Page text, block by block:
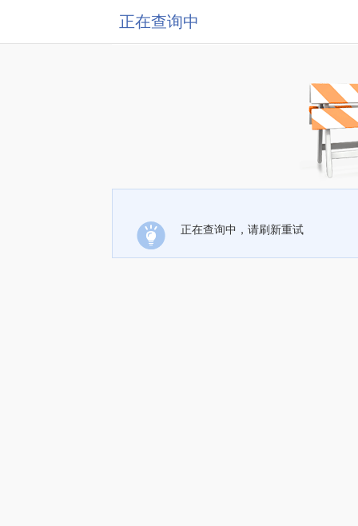
正在查询中
正在查询中，请刷新重试